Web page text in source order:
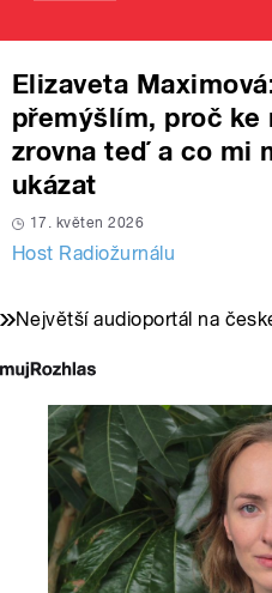
Elizaveta
přemýšlím, proč ke
zrovna teď a co mi
ukázat
17. květen 2026
Host Radiožurnálu
Největší audioportál na